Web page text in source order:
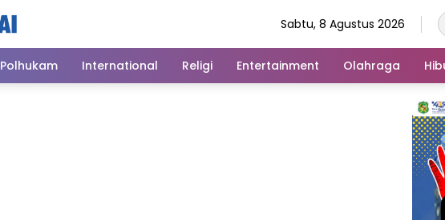
Sabtu, 8 Agustus 2026
Polhukam International Religi Entertainment Olahraga